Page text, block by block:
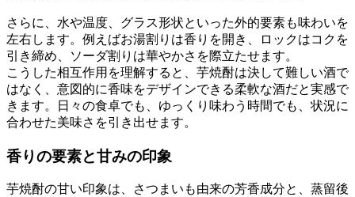
さらに、水や温度、グラス形状といった外的要素も味わいを
左右します。例えばお湯割りは香りを開き、ロックはコクを
引き締め、ソーダ割りは華やかさを際立たせます。
こうした相互作用を理解すると、芋焼酎は決して難しい酒で
はなく、意図的に香味をデザインできる柔軟な酒だと実感で
きます。日々の食卓でも、ゆっくり味わう時間でも、状況に
合わせた美味さを引き出せます。
香りの要素と甘みの印象
芋焼酎の甘い印象は、さつまいも由来の芳香成分と、蒸留後